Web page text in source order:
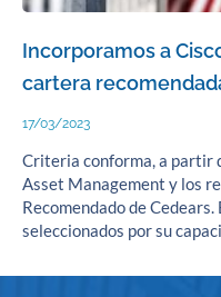
Incorporamos a
cartera
17/03/2023
Criteria conforma, a partir
Asset Management y los
Recomendado de
seleccionados por su